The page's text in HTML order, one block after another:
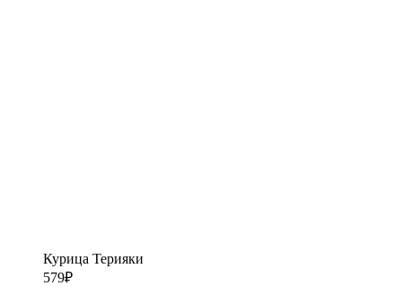
Курица Терияки
579₽